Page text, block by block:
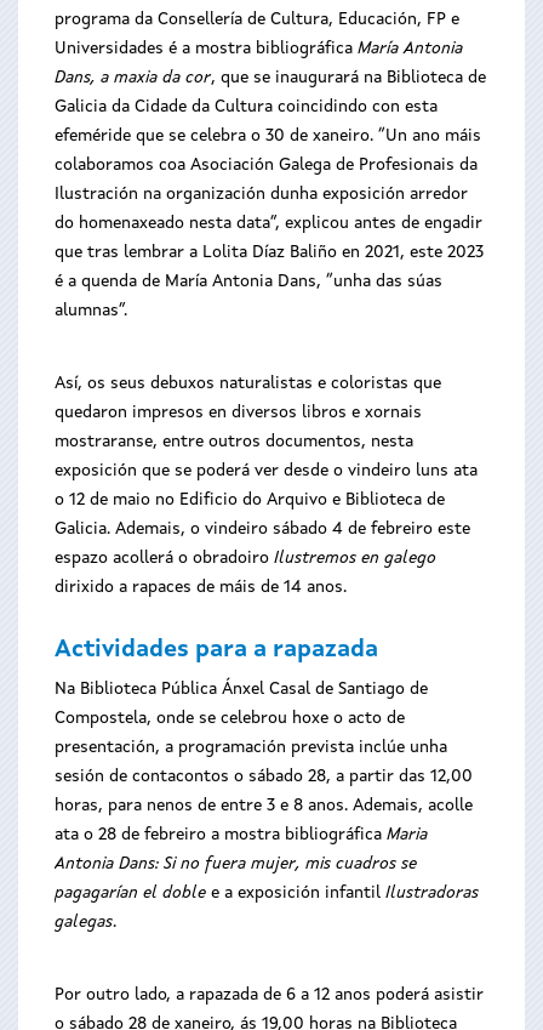
programa da Consellería de Cultura, Educación, FP e
Universidades é a mostra bibliográfica María Antonia
Dans, a maxia da cor, que se inaugurará na Biblioteca de
Galicia da Cidade da Cultura coincidindo con esta
efeméride que se celebra o 30 de xaneiro. “Un ano máis
colaboramos coa Asociación Galega de Profesionais da
Ilustración na organización dunha exposición arredor
do homenaxeado nesta data”, explicou antes de engadir
que tras lembrar a Lolita Díaz Baliño en 2021, este 2023
é a quenda de María Antonia Dans, “unha das súas
alumnas”.
Así, os seus debuxos naturalistas e coloristas que
quedaron impresos en diversos libros e xornais
mostraranse, entre outros documentos, nesta
exposición que se poderá ver desde o vindeiro luns ata
o 12 de maio no Edificio do Arquivo e Biblioteca de
Galicia. Ademais, o vindeiro sábado 4 de febreiro este
espazo acollerá o obradoiro Ilustremos en galego
dirixido a rapaces de máis de 14 anos.
Actividades para a rapazada
Na Biblioteca Pública Ánxel Casal de Santiago de
Compostela, onde se celebrou hoxe o acto de
presentación, a programación prevista inclúe unha
sesión de contacontos o sábado 28, a partir das 12,00
horas, para nenos de entre 3 e 8 anos. Ademais, acolle
ata o 28 de febreiro a mostra bibliográfica Maria
Antonia Dans: Si no fuera mujer, mis cuadros se
pagagarían el doble e a exposición infantil Ilustradoras
galegas.
Por outro lado, a rapazada de 6 a 12 anos poderá asistir
o sábado 28 de xaneiro, ás 19,00 horas na Biblioteca